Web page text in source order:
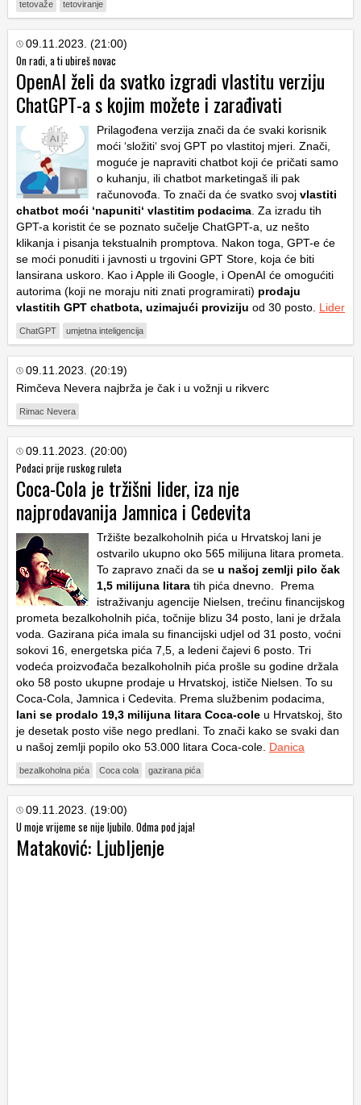
tetovaže tetoviranje
09.11.2023. (21:00)
On radi, a ti ubireš novac
OpenAI želi da svatko izgradi vlastitu verziju
ChatGPT-a s kojim možete i zarađivati
Prilagođena verzija znači da će svaki korisnik
moći ‘složiti‘ svoj GPT po vlastitoj mjeri. Znači,
moguće je napraviti chatbot koji će pričati samo
o kuhanju, ili chatbot marketingaš ili pak
računovođa. To znači da će svatko svoj vlastiti
chatbot moći ‘napuniti‘ vlastitim podacima . Za izradu tih
GPT-a koristit će se poznato sučelje ChatGPT-a, uz nešto
klikanja i pisanja tekstualnih promptova. Nakon toga, GPT-e će
se moći ponuditi i javnosti u trgovini GPT Store, koja će biti
lansirana uskoro. Kao i Apple ili Google, i OpenAI će omogućiti
autorima (koji ne moraju niti znati programirati) prodaju
vlastitih GPT chatbota, uzimajući proviziju od 30 posto. Lider
ChatGPT umjetna inteligencija
09.11.2023. (20:19)
Rimčeva Nevera najbrža je čak i u vožnji u rikverc
Rimac Nevera
09.11.2023. (20:00)
Podaci prije ruskog ruleta
Coca-Cola je tržišni lider, iza nje
najprodavanija Jamnica i Cedevita
Tržište bezalkoholnih pića u Hrvatskoj lani je
ostvarilo ukupno oko 565 milijuna litara prometa.
To zapravo znači da se u našoj zemlji pilo čak
1,5 milijuna litara tih pića dnevno. Prema
istraživanju agencije Nielsen, trećinu financijskog
prometa bezalkoholnih pića, točnije blizu 34 posto, lani je držala
voda. Gazirana pića imala su financijski udjel od 31 posto, voćni
sokovi 16, energetska pića 7,5, a ledeni čajevi 6 posto. Tri
vodeća proizvođača bezalkoholnih pića prošle su godine držala
oko 58 posto ukupne prodaje u Hrvatskoj, ističe Nielsen. To su
Coca-Cola, Jamnica i Cedevita. Prema službenim podacima,
lani se prodalo 19,3 milijuna litara Coca-cole u Hrvatskoj, što
je desetak posto više nego predlani. To znači kako se svaki dan
u našoj zemlji popilo oko 53.000 litara Coca-cole. Danica
bezalkoholna pića Coca cola gazirana pića
09.11.2023. (19:00)
U moje vrijeme se nije ljubilo. Odma pod jaja!
Mataković: Ljubljenje